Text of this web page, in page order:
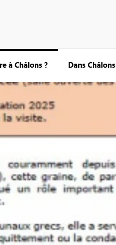
à Châlons ? Dans Châlons